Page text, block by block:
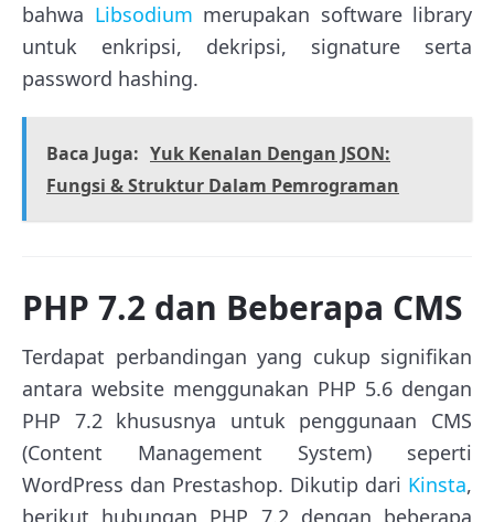
bahwa Libsodium merupakan software library
untuk enkripsi, dekripsi, signature serta
password hashing.
Baca Juga: Yuk Kenalan Dengan JSON:
Fungsi & Struktur Dalam Pemrograman
PHP 7.2 dan Beberapa CMS
Terdapat perbandingan yang cukup signifikan
antara website menggunakan PHP 5.6 dengan
PHP 7.2 khususnya untuk penggunaan CMS
(Content Management System) seperti
WordPress dan Prestashop. Dikutip dari Kinsta,